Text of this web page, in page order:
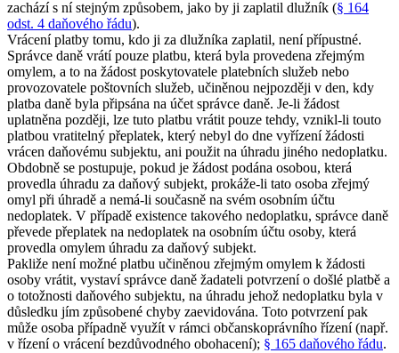
zachází s ní stejným způsobem, jako by ji zaplatil dlužník (§ 164
odst. 4 daňového řádu).
Vrácení platby tomu, kdo ji za dlužníka zaplatil, není přípustné.
Správce daně vrátí pouze platbu, která byla provedena zřejmým
omylem, a to na žádost poskytovatele platebních služeb nebo
provozovatele poštovních služeb, učiněnou nejpozději v den, kdy
platba daně byla připsána na účet správce daně. Je-li žádost
uplatněna později, lze tuto platbu vrátit pouze tehdy, vznikl-li touto
platbou vratitelný přeplatek, který nebyl do dne vyřízení žádosti
vrácen daňovému subjektu, ani použit na úhradu jiného nedoplatku.
Obdobně se postupuje, pokud je žádost podána osobou, která
provedla úhradu za daňový subjekt, prokáže-li tato osoba zřejmý
omyl při úhradě a nemá-li současně na svém osobním účtu
nedoplatek. V případě existence takového nedoplatku, správce daně
převede přeplatek na nedoplatek na osobním účtu osoby, která
provedla omylem úhradu za daňový subjekt.
Pakliže není možné platbu učiněnou zřejmým omylem k žádosti
osoby vrátit, vystaví správce daně žadateli potvrzení o došlé platbě a
o totožnosti daňového subjektu, na úhradu jehož nedoplatku byla v
důsledku jím způsobené chyby zaevidována. Toto potvrzení pak
může osoba případně využít v rámci občanskoprávního řízení (např.
v řízení o vrácení bezdůvodného obohacení); § 165 daňového řádu.